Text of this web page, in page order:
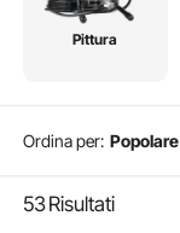
Pittura
Ordina per: Popolare
53Risultati